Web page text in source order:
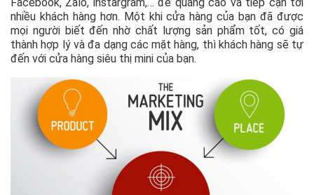
Facebook, Zalo, instargram,… để quảng cáo và tiếp cận tới
nhiều khách hàng hơn. Một khi cửa hàng của bạn đã được
mọi người biết đến nhờ chất lượng sản phẩm tốt, có giá
thành hợp lý và đa dạng các mặt hàng, thì khách hàng sẽ tự
đến với cửa hàng siêu thị mini của bạn.